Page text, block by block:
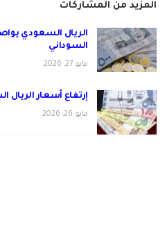
المزيد من المشاركات
الريال السعودي
السوداني
مايو 27, 2026
إرتفاع أسعار
مايو 26, 2026